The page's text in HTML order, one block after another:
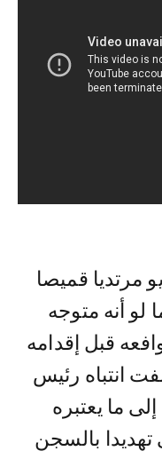
مرتديا قميصا
أنه متوجه
قبل إقدامه
انتباه رئيس
ما يعتبره
تهديدا بالسجن